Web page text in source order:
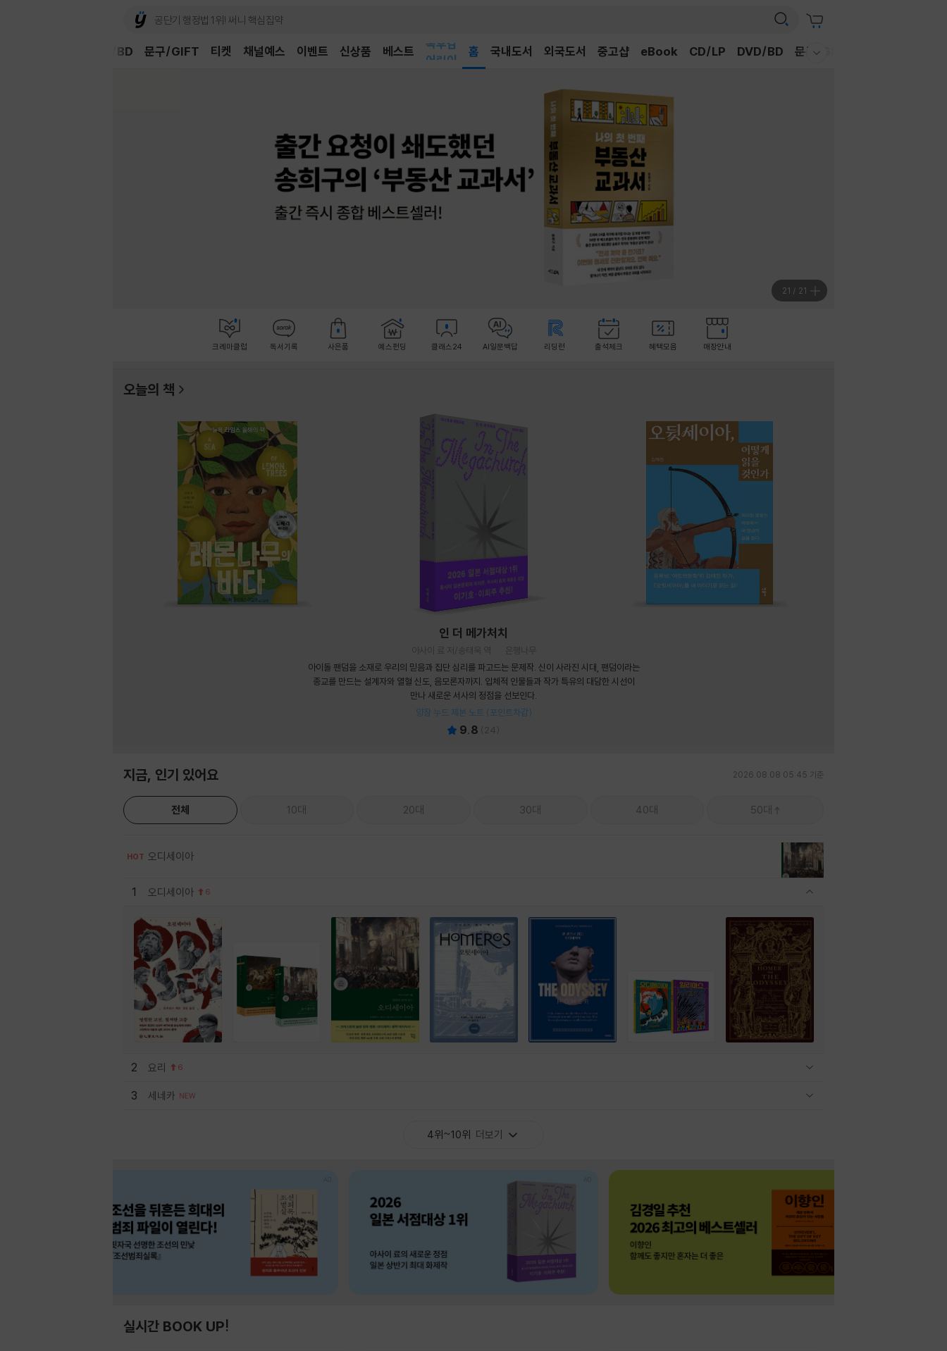
채널예스 이벤트 신상품 베스트
어린이
홈 국내도서 외국도서 중고샵 eBook CD/LP DVD/BD 문구/GIFT
DVD/BD 문구/GIFT 티켓
21 / 21
크레마클럽 독서기록 사은품 예스펀딩 클래스24 AI일문백답 리딩런 출석체크 혜택모음 매장안내
오늘의 책
인 더 메가처치
아사이 료 저/송태욱 역
은행나무
아이돌 팬덤을 소재로 우리의 믿음과 집단 심리를 파고드는 문제작. 신이 사라진 시대, 팬덤이라는
종교를 만드는 설계자와 열혈 신도, 음모론자까지. 입체적 인물들과 작가 특유의 대담한 시선이
만나 새로운 서사의 정점을 선보인다.
양장 누드 제본 노트 (포인트차감)
9.8 24
지금, 인기 있어요 2026.08.08 05:45 기준
전체 10대 20대 30대 40대 50대
HOT 오디세이아
1 오디세이아 6
2 요리 6
3 세네카
4위~10위 더보기
실시간 BOOK UP!